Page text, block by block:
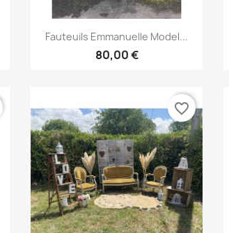
Aperçu rapide
Fauteuils Emmanuelle Model...
80,00 €
favorite_border